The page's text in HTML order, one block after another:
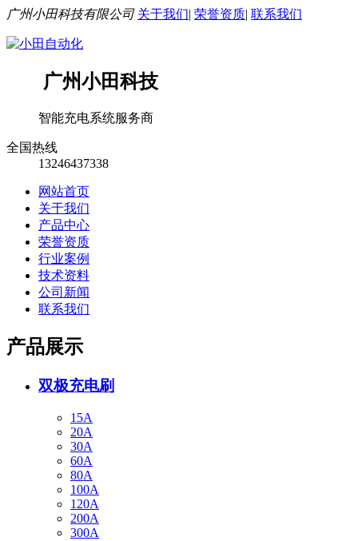
广州小田科技有限公司 关于我们| 荣誉资质| 联系我们
广州小田科技
智能充电系统服务商
全国热线
13246437338
网站首页
关于我们
产品中心
荣誉资质
行业案例
技术资料
公司新闻
联系我们
产品展示
双极充电刷
15A
20A
30A
60A
80A
100A
120A
200A
300A